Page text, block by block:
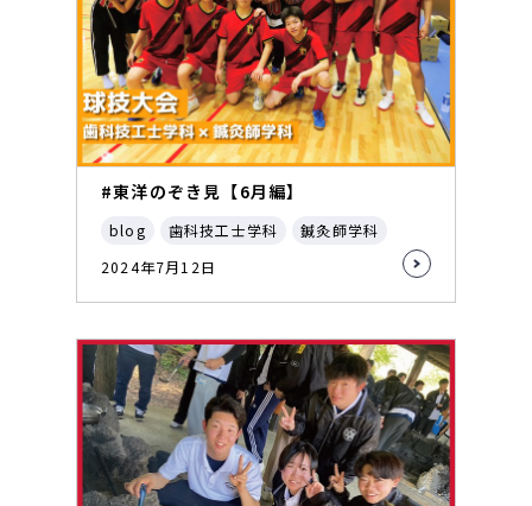
#東洋のぞき見【6月編】
blog 歯科技工士学科
鍼灸師学科
2024年7月12日